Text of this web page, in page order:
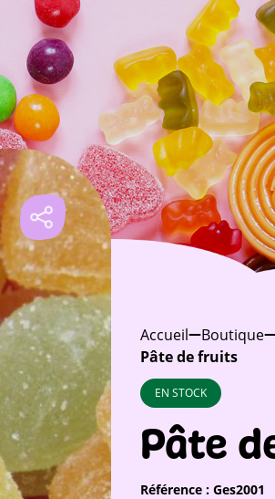
Accueil Boutique
Pâte de fruits
EN STOCK
Pâte
Référence : Ges2001